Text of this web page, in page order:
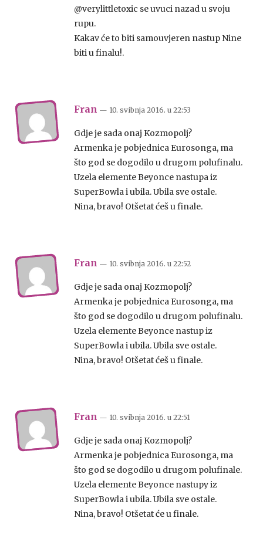
@verylittletoxic se uvuci nazad u svoju
rupu.
Kakav će to biti samouvjeren nastup Nine
biti u finalu!.
Fran — 10. svibnja 2016. u 22:53
Gdje je sada onaj Kozmopolj?
Armenka je pobjednica Eurosonga, ma
što god se dogodilo u drugom polufinalu.
Uzela elemente Beyonce nastupa iz
SuperBowla i ubila. Ubila sve ostale.
Nina, bravo! Otšetat ćeš u finale.
Fran — 10. svibnja 2016. u 22:52
Gdje je sada onaj Kozmopolj?
Armenka je pobjednica Eurosonga, ma
što god se dogodilo u drugom polufinalu.
Uzela elemente Beyonce nastup iz
SuperBowla i ubila. Ubila sve ostale.
Nina, bravo! Otšetat ćeš u finale.
Fran — 10. svibnja 2016. u 22:51
Gdje je sada onaj Kozmopolj?
Armenka je pobjednica Eurosonga, ma
što god se dogodilo u drugom polufinale.
Uzela elemente Beyonce nastupy iz
SuperBowla i ubila. Ubila sve ostale.
Nina, bravo! Otšetat će u finale.